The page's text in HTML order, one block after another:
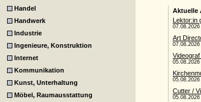
Handel
Handwerk
Industrie
Ingenieure, Konstruktion
Internet
Kommunikation
Kunst, Unterhaltung
Möbel, Raumausstattung